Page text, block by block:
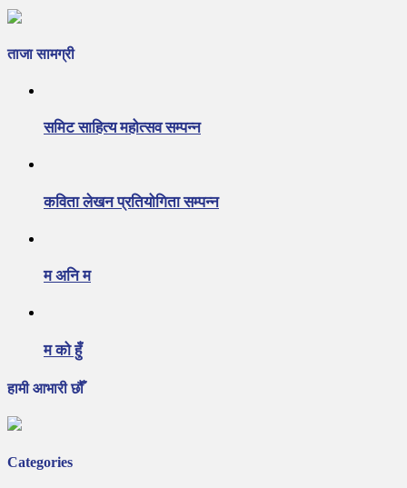
ताजा सामग्री
समिट साहित्य महोत्सव सम्पन्न
कविता लेखन प्रतियोगिता सम्पन्न
म अनि म
म को हुँ
हामी आभारी छौँ
Categories